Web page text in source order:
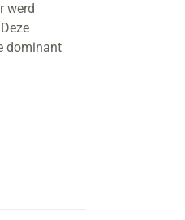
werd
dominant